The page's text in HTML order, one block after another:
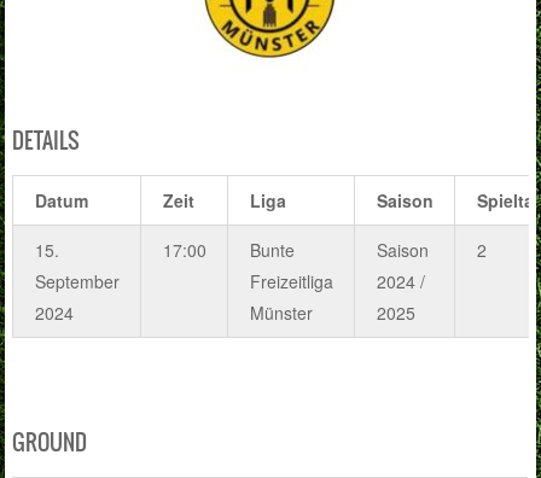
DETAILS
Datum Zeit Liga Saison
15.
September
2024
17:00
Bunte
Freizeitliga
Münster
Saison
2024 /
2025
2
GROUND